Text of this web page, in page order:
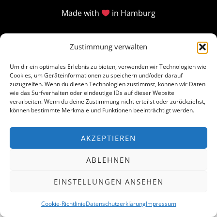
Zustimmung verwalten
Um dir ein optimales Erlebnis zu bieten, verwenden wir Technologien wie
Cookies, um Geräteinformationen zu speichern und/oder darauf
zuzugreifen. Wenn du diesen Technologien zustimmst, können wir Daten
wie das Surfverhalten oder eindeutige IDs auf dieser Website
verarbeiten. Wenn du deine Zustimmung nicht erteilst oder zurückziehst,
können bestimmte Merkmale und Funktionen beeinträchtigt werden.
AKZEPTIEREN
ABLEHNEN
EINSTELLUNGEN ANSEHEN
Cookie-RichtlinieDatenschutzerklärungImpressum
Made with in Hamburg